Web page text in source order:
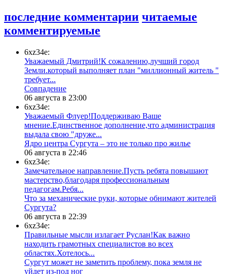
последние комментарии читаемые
комментируемые
6xz34e:
Уважаемый Дмитрий!К сожалению,лучший город
Земли.который выполняет план "миллионный житель "
требует...
​Совпадение
06 августа в 23:00
6xz34e:
Уважаемый Флуер!Поддерживаю Ваше
мнение.Единственное дополнение,что администрация
выдала свою "друже...
​Ядро центра Сургута ‒ это не только про жилье
06 августа в 22:46
6xz34e:
Замечательное направление.Пусть ребята повышают
мастерство,благодаря профессиональным
педагогам.Ребя...
​Что за механические руки, которые обнимают жителей
Сургута?
06 августа в 22:39
6xz34e:
Правильные мысли излагает Руслан!Как важно
находить грамотных специалистов во всех
областях.Хотелось...
Сургут может не заметить проблему, пока земля не
уйдет из-под ног